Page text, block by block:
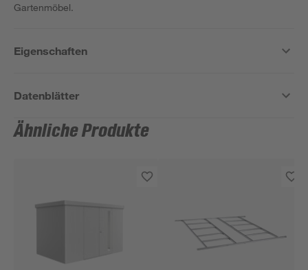
Gartenmöbel.
Eigenschaften
Datenblätter
Ähnliche Produkte